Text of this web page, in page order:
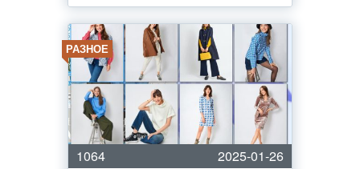
РАЗНОЕ
1064
2025-01-26